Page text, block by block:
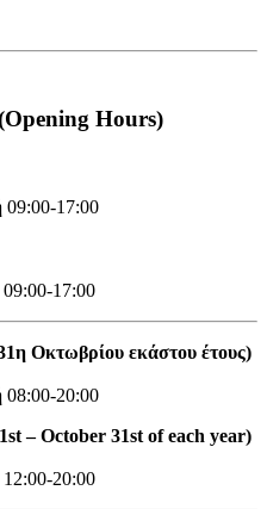
Hours)
09:00-17:00
09:00-17:00
Οκτωβρίου εκάστου έτους)
08:00-20:00
– October 31st of each year)
12:00-20:00